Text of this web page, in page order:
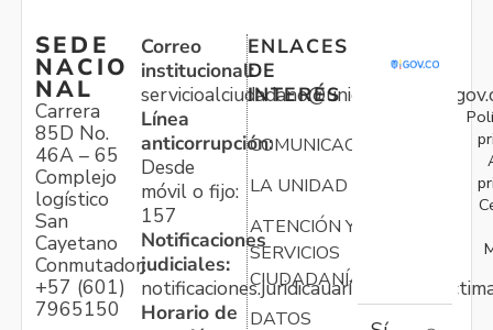
SEDE
NACIO
NAL
Carrera
85D No.
46A – 65
Complejo
logístico
San
Cayetano
Conmutador:
+57 (601)
7965150
Correo
institucional:
Línea
anticorrupción:
Desde
móvil o fijo:
157
Notificaciones
judiciales:
Horario de
ENLACES
DE
INTERÉS
COMUNICACIONES
LA UNIDAD
ATENCIÓN Y
SERVICIOS
CIUDADANÍA
DATOS